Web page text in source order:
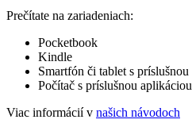
Prečítate na zariadeniach:
Pocketbook
Kindle
Smartfón či tablet s
Počítač s príslušnou aplikáciou
Viac informácií v našich návodoch